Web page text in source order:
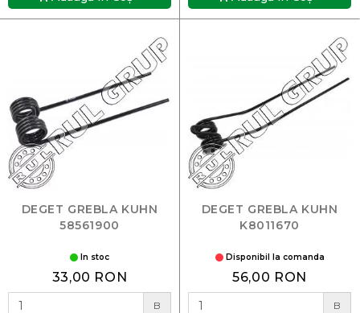
DEGET GREBLA KUHN
58561900
In stoc
33,00 RON
B
DEGET GREBLA KUHN
K8011670
Disponibil la comanda
56,00 RON
B